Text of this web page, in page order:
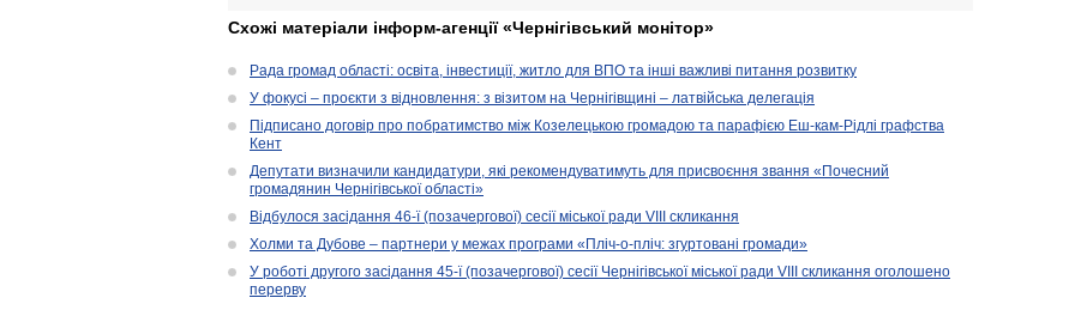
Схожі матеріали інформ-агенції «Чернігівський монітор»
Рада громад області: освіта, інвестиції, житло для ВПО та інші важливі питання розвитку
У фокусі – проєкти з відновлення: з візитом на Чернігівщині – латвійська делегація
Підписано договір про побратимство між Козелецькою громадою та парафією Еш-кам-Рідлі графства
Кент
Депутати визначили кандидатури, які рекомендуватимуть для присвоєння звання «Почесний
громадянин Чернігівської області»
Відбулося засідання 46-ї (позачергової) сесії міської ради VIII скликання
Холми та Дубове – партнери у межах програми «Пліч-о-пліч: згуртовані громади»
У роботі другого засідання 45-ї (позачергової) сесії Чернігівської міської ради VIII скликання оголошено
перерву